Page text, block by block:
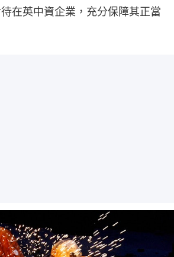
在英中資企業，充分保障其正當